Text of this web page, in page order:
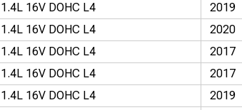
1.4L 16V DOHC L4 2019
1.4L 16V DOHC L4 2020
1.4L 16V DOHC L4 2017
1.4L 16V DOHC L4 2017
1.4L 16V DOHC L4 2019